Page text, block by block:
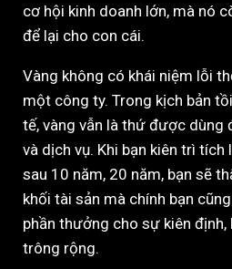
cơ hội kinh doanh lớn, mà nó
để lại cho con cái.
Vàng không có khái niệm lỗi
một công ty. Trong kịch bản
tế, vàng vẫn là thứ được dùng
và dịch vụ. Khi bạn kiên trì
sau 10 năm, 20 năm, bạn sẽ
khối tài sản mà chính bạn
phần thưởng cho sự kiên định,
trông rộng.